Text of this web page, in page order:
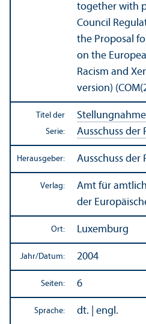
together with
Council
the Proposal
on the
Racism and
version)
Titel der
Serie:
Ausschuss der
Herausgeber: Ausschuss der
Verlag:
Amt für
der
Ort: Luxemburg
Jahr/Datum: 2004
Seiten: 6
Sprache: dt. | engl.